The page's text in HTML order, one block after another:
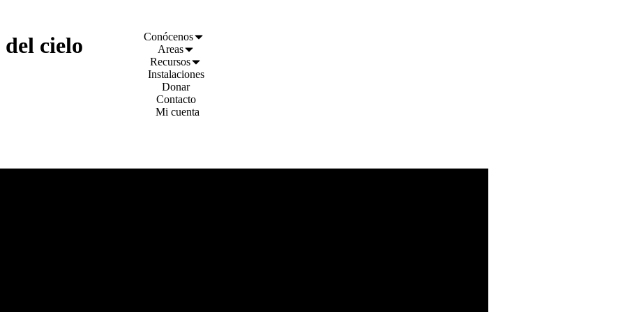
Conócenos
Areas
Recursos
Instalaciones
Donar
Contacto
Mi cuenta
cielo